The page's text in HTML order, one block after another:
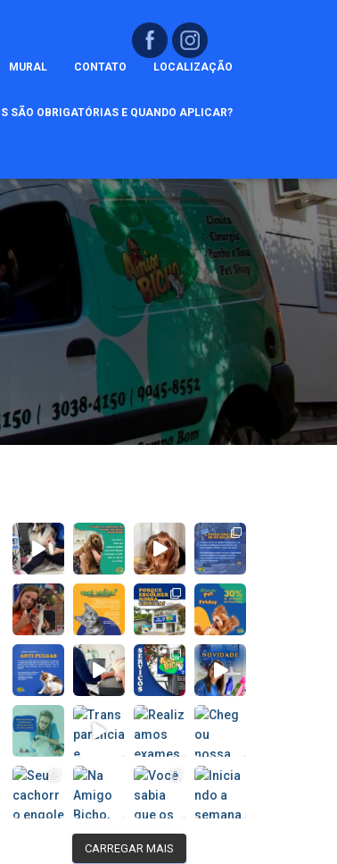
MURAL CONTATO LOCALIZAÇÃO
SÃO OBRIGATÓRIAS E QUANDO APLICAR?
CARREGAR MAIS